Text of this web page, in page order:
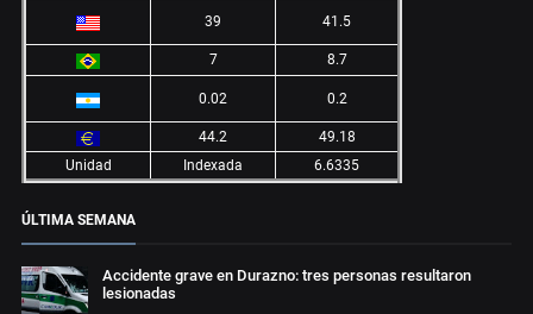
39 41.5
7 8.7
0.02 0.2
44.2
49.18
Unidad
Indexada 6.6335
ÚLTIMA SEMANA
Accidente grave en Durazno: tres personas resultaron
lesionadas